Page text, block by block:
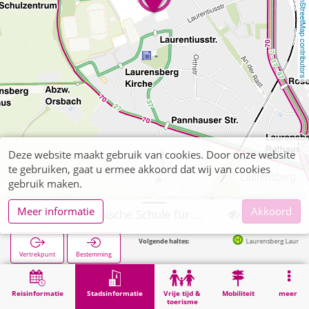
OpenStreetMap contributors
Reisinformatie Stadsinformatie
Vrije tijd &
toerisme
Mobiliteit meer
Vertrekpunt Bestemming
Volgende haltes: Laurensberg Laurentiusstraße
Stadsinformatie Opleiding Aachen, Rheinische Schule für Hörbehinderte
Deze website maakt gebruik van cookies. Door onze website
te gebruiken, gaat u ermee akkoord dat wij van cookies
gebruik maken.
Meer informatie
Akkoord